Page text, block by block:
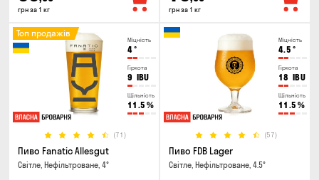
грн за 1 кг грн за 1 кг
Міцність
4°
Гіркота
9 IBU
Щільність
11.5 %
(71)
Топ продажів
Пиво Fanatic Allesgut
Світле, Нефільтроване, 4°
Міцність
4.5 °
Гіркота
18 IBU
Щільність
11.5 %
(57)
Пиво FDB Lager
Світле, Нефільтроване, 4.5°